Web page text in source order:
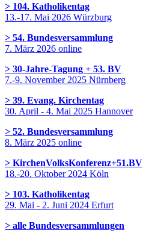
> 104. Katholikentag
13.-17. Mai 2026 Würzburg
> 54. Bundesversammlung
7. März 2026 online
> 30-Jahre-Tagung + 53. BV
7.-9. November 2025 Nürnberg
> 39. Evang. Kirchentag
30. April - 4. Mai 2025 Hannover
> 52. Bundesversammlung
8. März 2025 online
> KirchenVolksKonferenz+51.BV
18.-20. Oktober 2024 Köln
> 103. Katholikentag
29. Mai - 2. Juni 2024 Erfurt
> alle Bundesversammlungen